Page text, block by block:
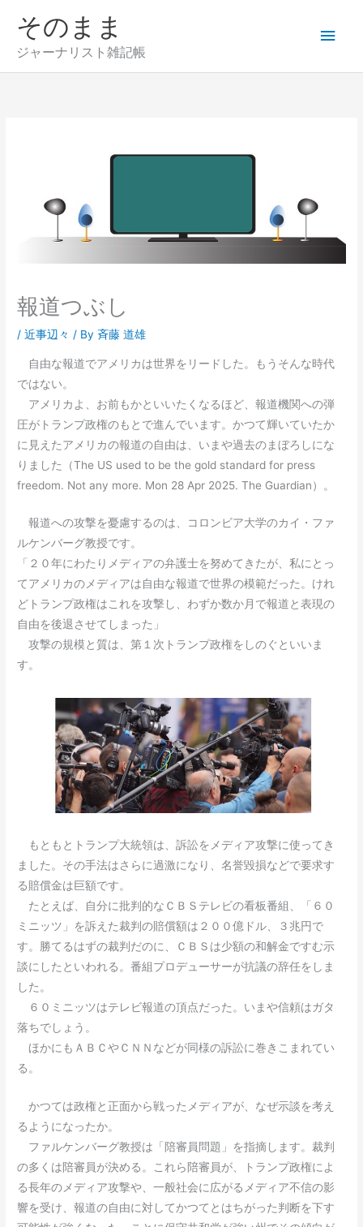
ス
そのまま
ジャーナリスト雑記帳
メ
イ
ュ
ー
報道つぶし
/近事辺々 / By斉藤 道雄
自由な報道でアメリカは世界をリードした。もうそんな時代
ではない。
アメリカよ、お前もかといいたくなるほど、報道機関への弾
圧がトランプ政権のもとで進んでいます。かつて輝いていたか
に見えたアメリカの報道の自由は、いまや過去のまぼろしにな
りました（The US used to be the gold standard for press
freedom. Not any more. Mon 28 Apr 2025. The Guardian）。
報道への攻撃を憂慮するのは、コロンビア大学のカイ・ファ
ルケンバーグ教授です。
「２０年にわたりメディアの弁護士を努めてきたが、私にとっ
てアメリカのメディアは自由な報道で世界の模範だった。けれ
どトランプ政権はこれを攻撃し、わずか数か月で報道と表現の
自由を後退させてしまった」
攻撃の規模と質は、第１次トランプ政権をしのぐといいま
す。
もともとトランプ大統領は、訴訟をメディア攻撃に使ってき
ました。その手法はさらに過激になり、名誉毀損などで要求す
る賠償金は巨額です。
たとえば、自分に批判的なＣＢＳテレビの看板番組、「６０
ミニッツ」を訴えた裁判の賠償額は２００億ドル、３兆円で
す。勝てるはずの裁判だのに、ＣＢＳは少額の和解金ですむ示
談にしたといわれる。番組プロデューサーが抗議の辞任をしま
した。
６０ミニッツはテレビ報道の頂点だった。いまや信頼はガタ
落ちでしょう。
ほかにもＡＢＣやＣＮＮなどが同様の訴訟に巻きこまれてい
る。
かつては政権と正面から戦ったメディアが、なぜ示談を考え
るようになったか。
ファルケンバーグ教授は「陪審員問題」を指摘します。裁判
の多くは陪審員が決める。これら陪審員が、トランプ政権によ
る長年のメディア攻撃や、一般社会に広がるメディア不信の影
響を受け、報道の自由に対してかつてとはちがった判断を下す